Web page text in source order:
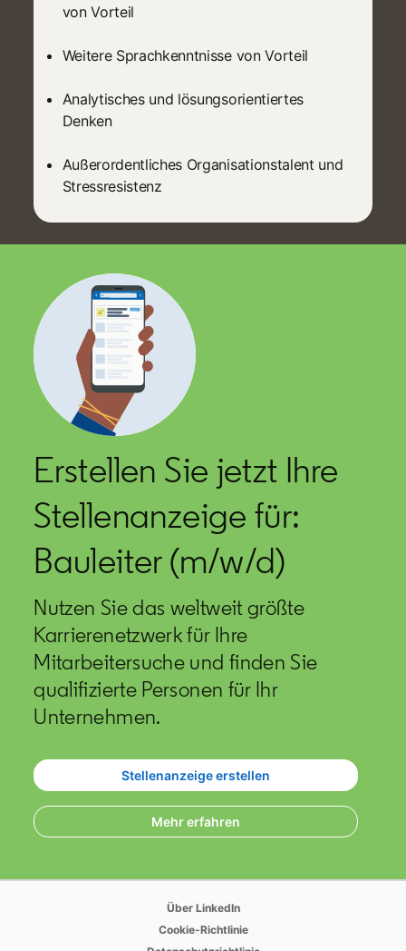
von Vorteil
Weitere Sprachkenntnisse von Vorteil
Analytisches und lösungsorientiertes
Denken
Außerordentliches Organisationstalent und
Stressresistenz
Erstellen Sie jetzt Ihre
Stellenanzeige für:
Bauleiter (m/w/d)
Nutzen Sie das weltweit größte
Karrierenetzwerk für Ihre
Mitarbeitersuche und finden Sie
qualifizierte Personen für Ihr
Unternehmen.
Stellenanzeige erstellen
opens in a new tab
Mehr erfahrenopens in a new tab
Über LinkedInopens in a new tab
Cookie-Richtlinie